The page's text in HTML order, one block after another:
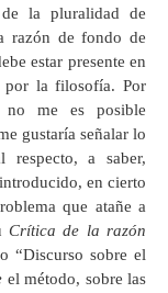
la pluralidad de
razón de fondo de
estar presente en
por la filosofía. Por
no me es posible
gustaría señalar lo
respecto, a saber,
en cierto
que atañe a
Crítica de la razón
“Discurso sobre el
el método, sobre las